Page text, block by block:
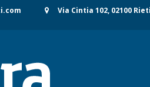
Via Cintia 102, 02100 Rieti